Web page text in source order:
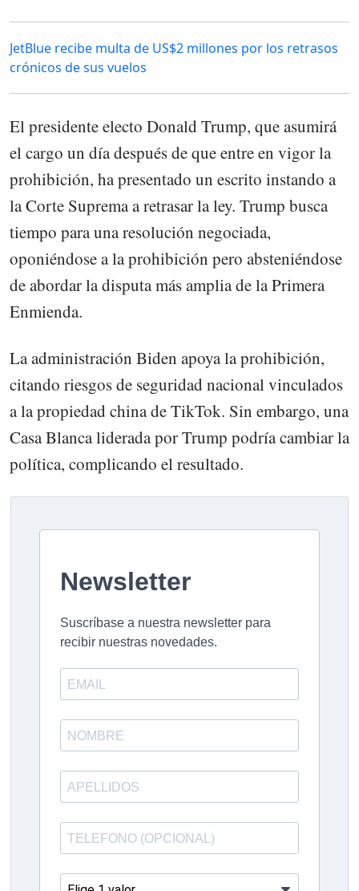
JetBlue recibe multa de US$2 millones por los retrasos
crónicos de sus vuelos
El presidente electo Donald Trump, que asumirá
el cargo un día después de que entre en vigor la
prohibición, ha presentado un escrito instando a
la Corte Suprema a retrasar la ley. Trump busca
tiempo para una resolución negociada,
oponiéndose a la prohibición pero absteniéndose
de abordar la disputa más amplia de la Primera
Enmienda.
La administración Biden apoya la prohibición,
citando riesgos de seguridad nacional vinculados
a la propiedad china de TikTok. Sin embargo, una
Casa Blanca liderada por Trump podría cambiar la
política, complicando el resultado.